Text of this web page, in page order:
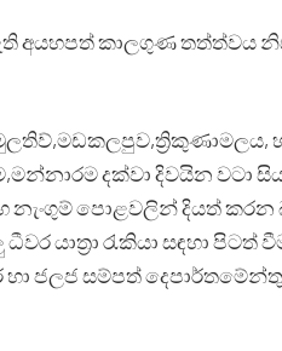
අයහපත් කාලගුණ තත්ත්වය
දක්වා දිවයින වටා
පොළවලින් දියත් කරන
ධීවර යාත්‍රා රැකියා සඳහා
ජලජ සම්පත්